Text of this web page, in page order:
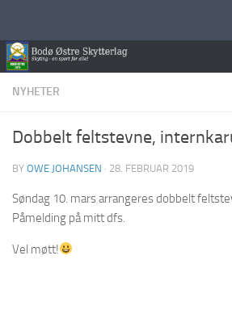
NYHETER
Dobbelt feltstevne,
BY OWE JOHANSEN · 28. FEBRUAR 2019
Søndag 10. mars arrangeres dobbelt
Påmelding på mitt dfs.
Vel møtt!